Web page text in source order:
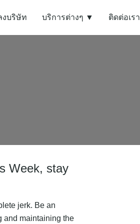
งบริษัท บริการต่างๆ ▼ ติดต่อเรา
Week, stay
jerk. Be an
and maintaining the